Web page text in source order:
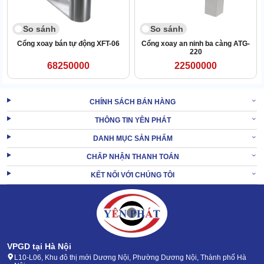
Ứng dụng cửa xoay Tripod Turnstile TC-S206
Trường học: Cổng xoay TC-S206 giúp kiểm soát lưu lượng
học sinh, sinh viên, và nhân viên ra vào các khu vực trường
học một cách hiệu quả. Điều này giúp đảm bảo tính an toàn
So sánh
Cổng xoay bán tự động XFT-06
68250000
So sánh
Cổng xoay an ninh ba càng ATG-
220
22500000
CHÍNH SÁCH BÁN HÀNG
THÔNG TIN YÊN PHÁT
DANH MỤC SẢN PHẨM
CHẤP NHẬN THANH TOÁN
KẾT NỐI VỚI CHÚNG TÔI
VPGD tại Hà Nội
L10-L06, Khu đô thị mới Dương Nội, Phường Dương Nội, Thành phố Hà